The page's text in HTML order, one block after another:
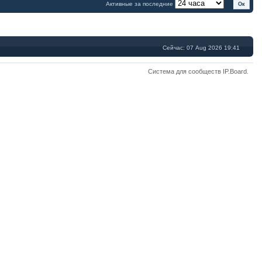
Активные за последние
Сейчас: 07 Aug 2026 19:41
Система для сообществ IP.Board